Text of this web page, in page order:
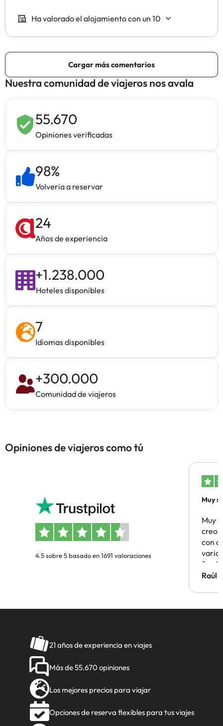
Nuestra comunidad de viajeros nos avala
55.670
Opiniones verificadas
98%
Volveria a reservar
24
Años de experiencia
+1.238.000
Hoteles disponibles
7
Idiomas disponibles
+300.000
Comunidad de viajeros
Opiniones de viajeros como tú
4.5 sobre 5 basado en 1691 valoraciones
Muy
Muy
creo
con
Hotel
Raúl
21 años de experiencia en viajes
Más de 55.670 opiniones
Los mejores precios para viajar
Opciones de reserva flexibles para tus viajes